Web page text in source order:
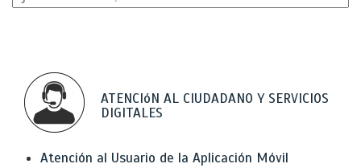
ATENCIóN AL CIUDADANO Y SERVICIOS
DIGITALES
Atención al Usuario de la Aplicación Móvil